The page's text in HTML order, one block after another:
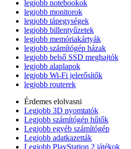
legjobb notebookok
legjobb monitorok
legjobb tápegységek
legjobb billentyűzetek
legjobb memóriakártyák
legjobb számítógép házak
legjobb belső SSD meghajtók
legjobb alaplapok
legjobb Wi-Fi jelerősítők
legjobb routerek
Érdemes elolvasni
Legjobb 3D nyomtatók
Legjobb számítógép hűtők
Legjobb egyéb számítógép
Legjobb adatkazetták
Legjobb PlayStation 2 játékok